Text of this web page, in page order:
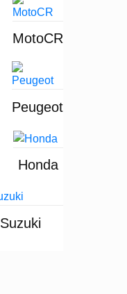
MotoCR
Peugeot
Honda
Suzuki